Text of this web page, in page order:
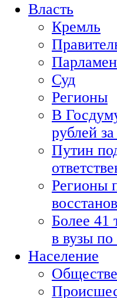
Власть
Кремль
Суд
Регионы
В
рублей
Путин
Регионы
Более 41
в вузы по
Население